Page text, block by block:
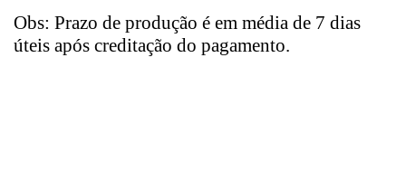
Obs: Prazo de produção é em média de 7 dias
úteis após creditação do pagamento.